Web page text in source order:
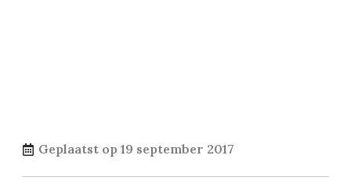
Geplaatst op 19 september 2017